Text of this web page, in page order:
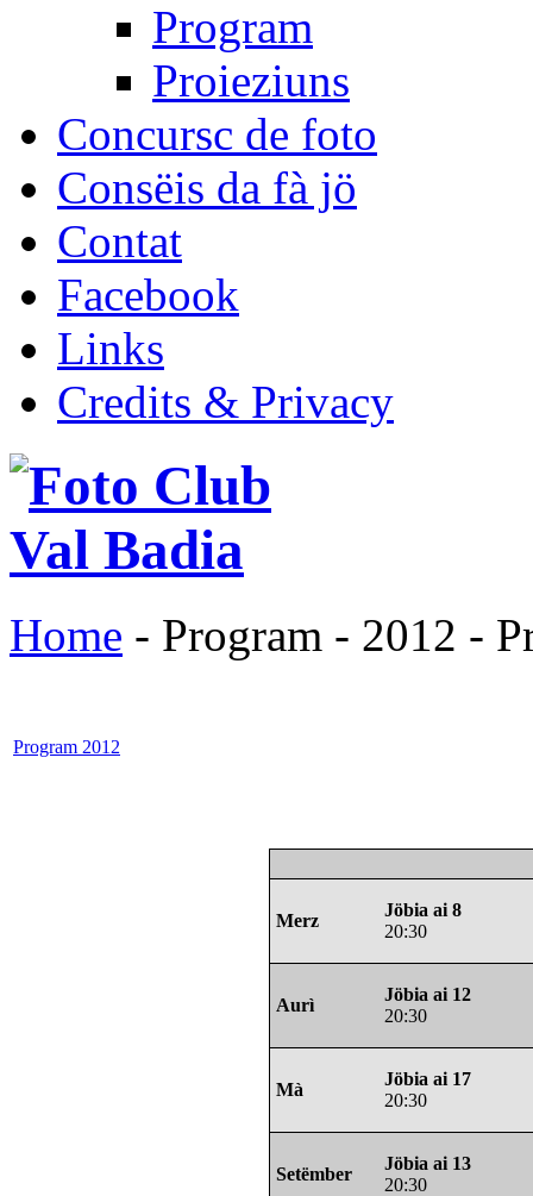
Program
Proieziuns
Concursc de foto
Consëis da fà jö
Contat
Facebook
Links
Credits & Privacy
Home - Program - 2012 -
Program 2012
Merz
Jöbia ai 8
20:30
Aurì
Jöbia ai 12
20:30
Mà
Jöbia ai 17
20:30
Setëmber
Jöbia ai 13
20:30